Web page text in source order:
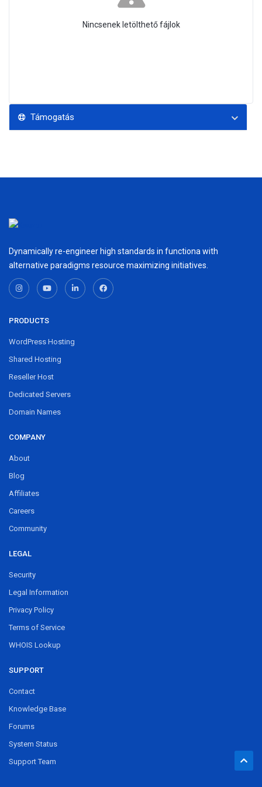
Nincsenek letölthető fájlok
Támogatás
Dynamically re-engineer high standards in functiona with
alternative paradigms resource maximizing initiatives.
PRODUCTS
WordPress Hosting
Shared Hosting
Reseller Host
Dedicated Servers
Domain Names
COMPANY
About
Blog
Affiliates
Careers
Community
LEGAL
Security
Legal Information
Privacy Policy
Terms of Service
WHOIS Lookup
SUPPORT
Contact
Knowledge Base
Forums
System Status
Support Team